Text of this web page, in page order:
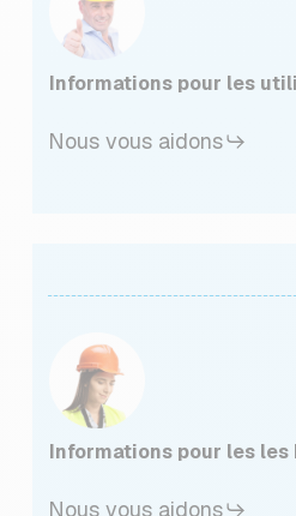
Informations pour les
Nous vous aidons
Informations pour les les
Nous vous aidons